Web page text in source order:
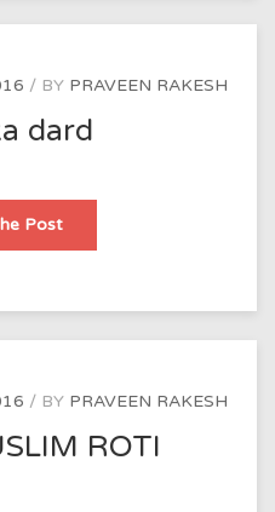
BY PRAVEEN RAKESH
dard
Postmaa
dard
BY PRAVEEN RAKESH
ROTI